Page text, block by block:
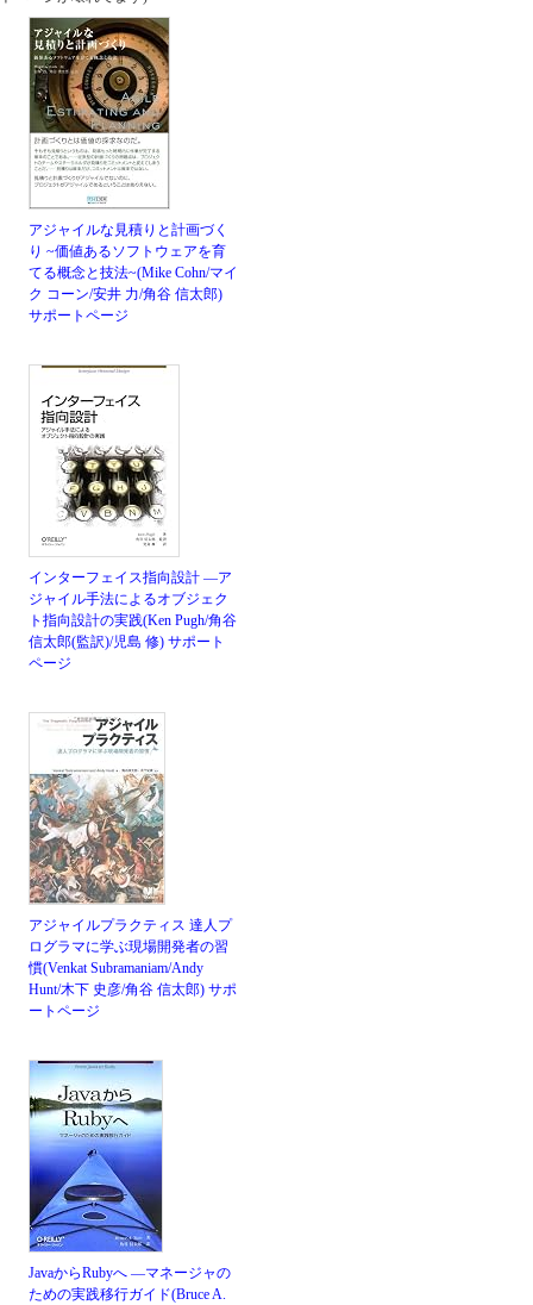
アジャイルな見積りと計画づく
り ~価値あるソフトウェアを育
てる概念と技法~(Mike Cohn/マイ
ク コーン/安井 力/角谷 信太郎)
サポートページ
インターフェイス指向設計 ―ア
ジャイル手法によるオブジェク
ト指向設計の実践(Ken Pugh/角谷
信太郎(監訳)/児島 修) サポート
ページ
アジャイルプラクティス 達人プ
ログラマに学ぶ現場開発者の習
慣(Venkat Subramaniam/Andy
Hunt/木下 史彦/角谷 信太郎) サポ
ートページ
JavaからRubyへ ―マネージャの
ための実践移行ガイド(Bruce A.